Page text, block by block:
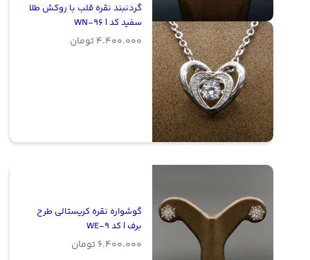
گردنبند نقره قلب با روکش طلا
سفید کد | WN-96
4.400.000 تومان
گوشواره نقره کریستالی طرح
برف | کد WE-9
6.400.000 تومان